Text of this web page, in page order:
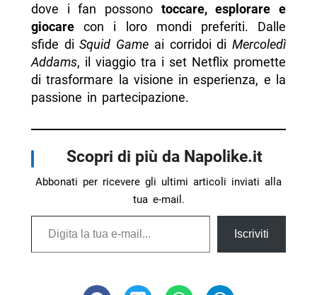
dove i fan possono toccare, esplorare e
giocarecon i loro mondi preferiti. Dalle
sfide diSquid Game ai corridoi diMercoledì
Addams, il viaggio tra i set Netflix promette
di trasformare la visione in esperienza, e la
passione in partecipazione.
Scopri di più da Napolike.it
Abbonati per ricevere gli ultimi articoli inviati alla
tua e-mail.
Digita la tua e-mail...
Iscriviti